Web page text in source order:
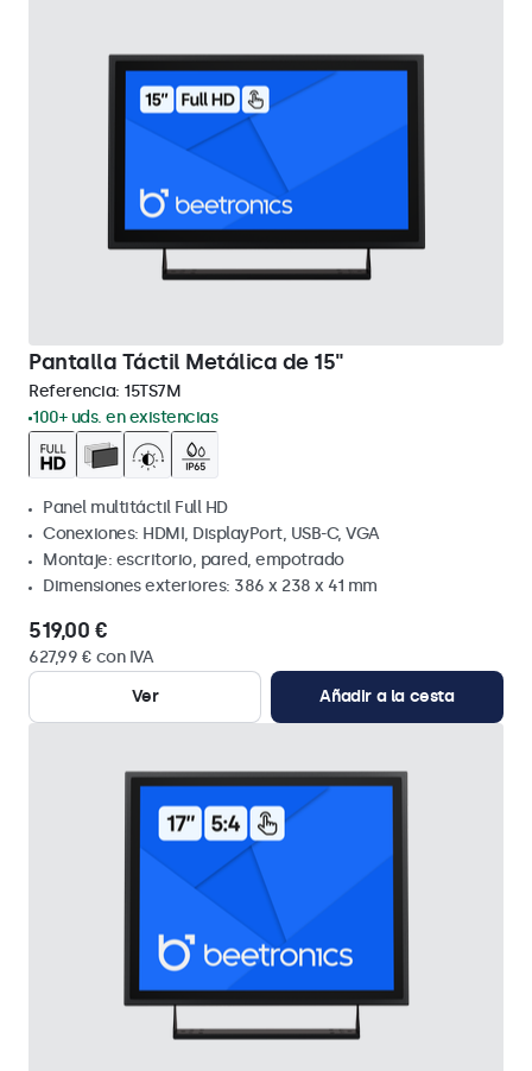
Pantalla Táctil Metálica de 15"
Referencia: 15TS7M
100+ uds. en existencias
Panel multitáctil Full HD
Conexiones: HDMI, DisplayPort, USB-C, VGA
Montaje: escritorio, pared, empotrado
Dimensiones exteriores: 386 x 238 x 41 mm
519,00 €
627,99 € con IVA
Ver
Añadir a la cesta